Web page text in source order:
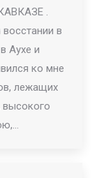
.
в
Аухе и
ко мне
лежащих
высокого